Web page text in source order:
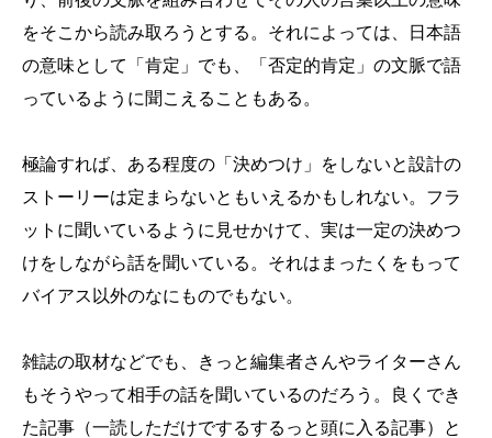
をそこから読み取ろうとする。それによっては、日本語
の意味として「肯定」でも、「否定的肯定」の文脈で語
っているように聞こえることもある。
極論すれば、ある程度の「決めつけ」をしないと設計の
ストーリーは定まらないともいえるかもしれない。フラ
ットに聞いているように見せかけて、実は一定の決めつ
けをしながら話を聞いている。それはまったくをもって
バイアス以外のなにものでもない。
雑誌の取材などでも、きっと編集者さんやライターさん
もそうやって相手の話を聞いているのだろう。良くでき
た記事（一読しただけでするするっと頭に入る記事）と